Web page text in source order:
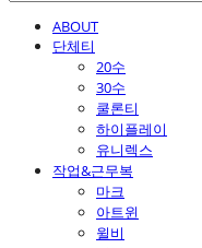
ABOUT
단체티
20수
30수
쿨론티
하이플레이
유니렉스
작업&근무복
마크
아트윈
윌비